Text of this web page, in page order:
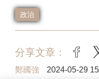
政治
分享文章：
鄭國強 2024-05-29